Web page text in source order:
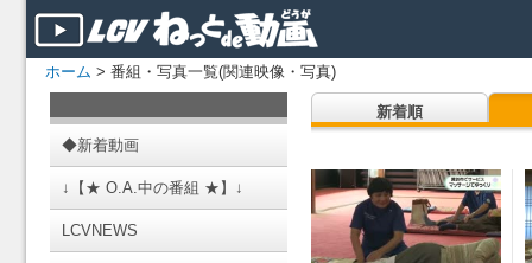
ホーム > 番組・写真一覧(関連映像・写真)
◆新着動画
↓【★ O.A.中の番組 ★】↓
LCVNEWS
新着順